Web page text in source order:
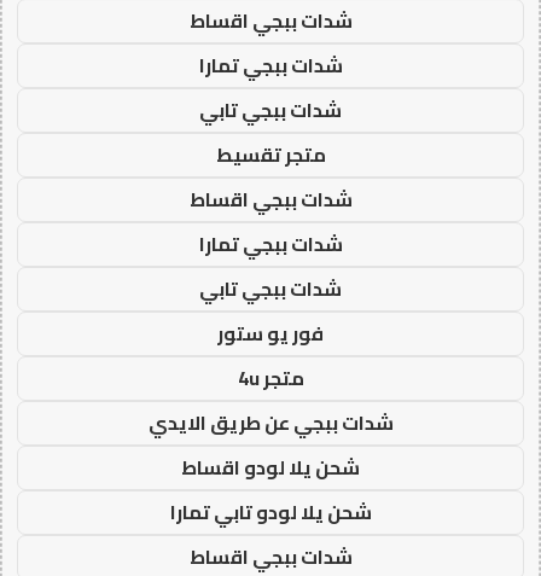
شدات ببجي اقساط
شدات ببجي تمارا
شدات ببجي تابي
متجر تقسيط
شدات ببجي اقساط
شدات ببجي تمارا
شدات ببجي تابي
فور يو ستور
متجر 4u
شدات ببجي عن طريق الايدي
شحن يلا لودو اقساط
شحن يلا لودو تابي تمارا
شدات ببجي اقساط